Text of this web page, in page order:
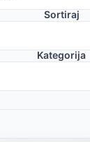
Sortiraj
Kategorija